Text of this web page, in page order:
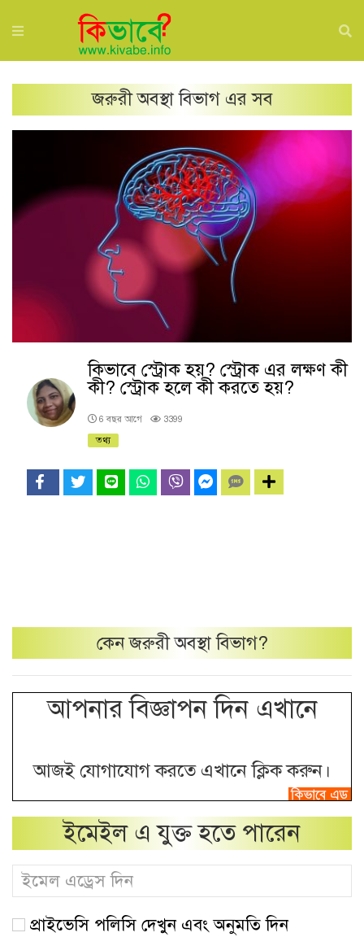
জরুরী অবস্থাবিভাগ এর সব
কিভাবে স্ট্রোক হয়? স্ট্রোক এর লক্ষণ কী
কী? স্ট্রোক হলে কী করতে হয়?
6 বছর আগে
3399
তথ্য
কেনজরুরী অবস্থাবিভাগ?
আপনার বিজ্ঞাপন দিন এখানে
আজই যোগাযোগ করতে এখানে ক্লিক করুন।
ইমেইল এ যুক্ত হতে পারেন
প্রাইভেসি পলিসি দেখুন এবং অনুমতি দিন